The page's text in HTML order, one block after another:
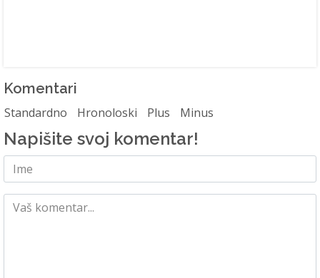
Komentari
Standardno Hronoloski Plus Minus
Napišite svoj komentar!